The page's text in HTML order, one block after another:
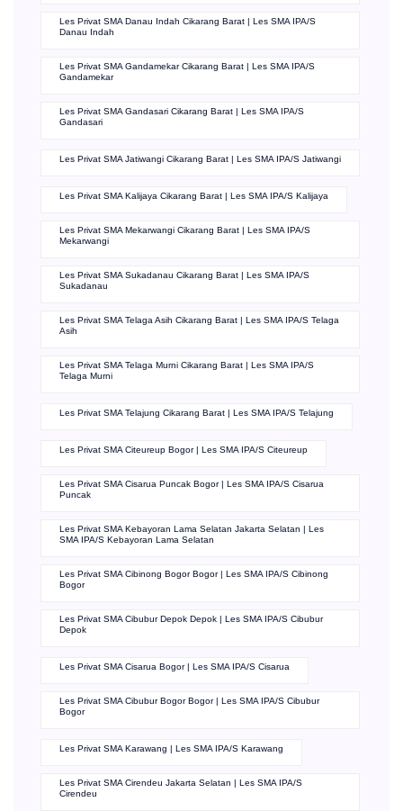
Les Privat SMA Danau Indah Cikarang Barat | Les SMA IPA/S
Danau Indah
Les Privat SMA Gandamekar Cikarang Barat | Les SMA IPA/S
Gandamekar
Les Privat SMA Gandasari Cikarang Barat | Les SMA IPA/S
Gandasari
Les Privat SMA Jatiwangi Cikarang Barat | Les SMA IPA/S Jatiwangi
Les Privat SMA Kalijaya Cikarang Barat | Les SMA IPA/S Kalijaya
Les Privat SMA Mekarwangi Cikarang Barat | Les SMA IPA/S
Mekarwangi
Les Privat SMA Sukadanau Cikarang Barat | Les SMA IPA/S
Sukadanau
Les Privat SMA Telaga Asih Cikarang Barat | Les SMA IPA/S Telaga
Asih
Les Privat SMA Telaga Murni Cikarang Barat | Les SMA IPA/S
Telaga Murni
Les Privat SMA Telajung Cikarang Barat | Les SMA IPA/S Telajung
Les Privat SMA Citeureup Bogor | Les SMA IPA/S Citeureup
Les Privat SMA Cisarua Puncak Bogor | Les SMA IPA/S Cisarua
Puncak
Les Privat SMA Kebayoran Lama Selatan Jakarta Selatan | Les
SMA IPA/S Kebayoran Lama Selatan
Les Privat SMA Cibinong Bogor Bogor | Les SMA IPA/S Cibinong
Bogor
Les Privat SMA Cibubur Depok Depok | Les SMA IPA/S Cibubur
Depok
Les Privat SMA Cisarua Bogor | Les SMA IPA/S Cisarua
Les Privat SMA Cibubur Bogor Bogor | Les SMA IPA/S Cibubur
Bogor
Les Privat SMA Karawang | Les SMA IPA/S Karawang
Les Privat SMA Cirendeu Jakarta Selatan | Les SMA IPA/S
Cirendeu